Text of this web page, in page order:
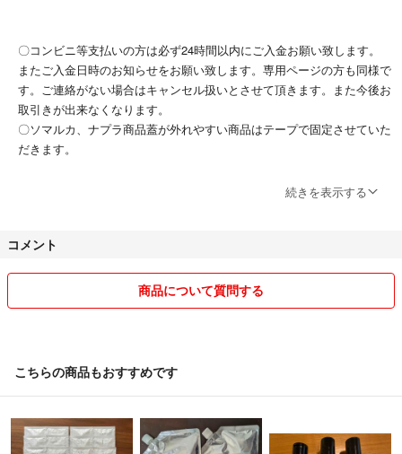
〇コンビニ等支払いの方は必ず24時間以内にご入金お願い致します。
またご入金日時のお知らせをお願い致します。専用ページの方も同様で
す。ご連絡がない場合はキャンセル扱いとさせて頂きます。また今後お
取引きが出来なくなります。
〇ソマルカ、ナプラ商品蓋が外れやすい商品はテープで固定させていた
だきます。
〇ご購入後のキャンセルは不可です。商品の変更、決済方法の変更の理
商品が届かないという連絡が入ります。局員からの不在票が投函されま
すが見逃している方が多くこちらに先に連絡が来ております。ご購入者
料も当方負担になっております。当方も発送の確認を再度行います。手
続きが完了していた場合はその後はご購入者様にて最寄り本局へ問い合
続きを表示する
コメント
商品について質問する
こちらの商品もおすすめです